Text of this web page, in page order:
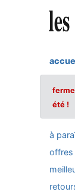
été !
à
offres